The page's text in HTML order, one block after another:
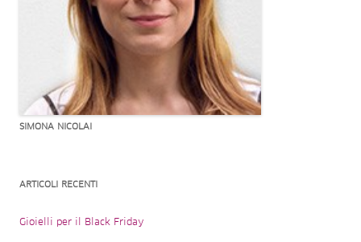
SIMONA NICOLAI
ARTICOLI RECENTI
Gioielli per il Black Friday